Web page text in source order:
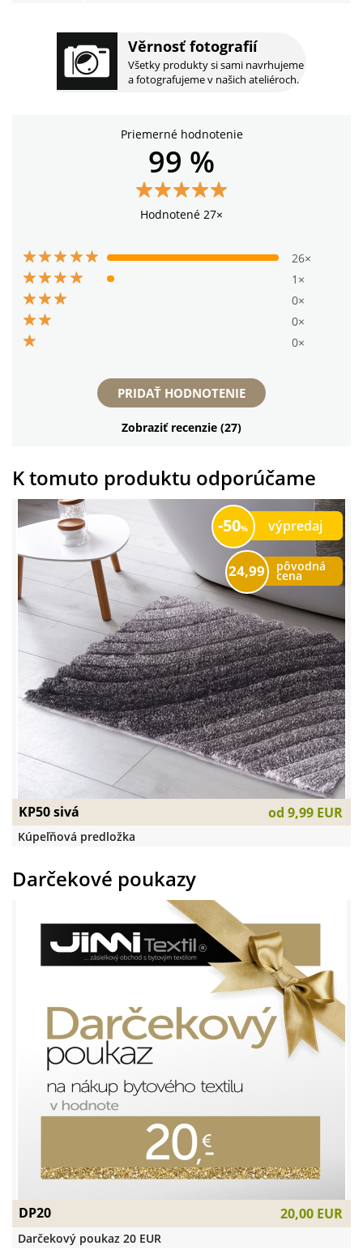
Věrnosť fotografií
Všetky produkty si sami navrhujeme
a fotografujeme v našich ateliéroch.
Priemerné hodnotenie
99 %
Hodnotené 27×
26×
1×
0×
0×
0×
PRIDAŤ HODNOTENIE
Zobraziť recenzie (27)
výpredaj
50
pôvodná
cena
24,99
KP50 sivá od 9,99 EUR
Kúpeľňová predložka
K tomuto produktu odporúčame
DP20 20,00 EUR
Darčekový poukaz 20 EUR
Darčekové poukazy